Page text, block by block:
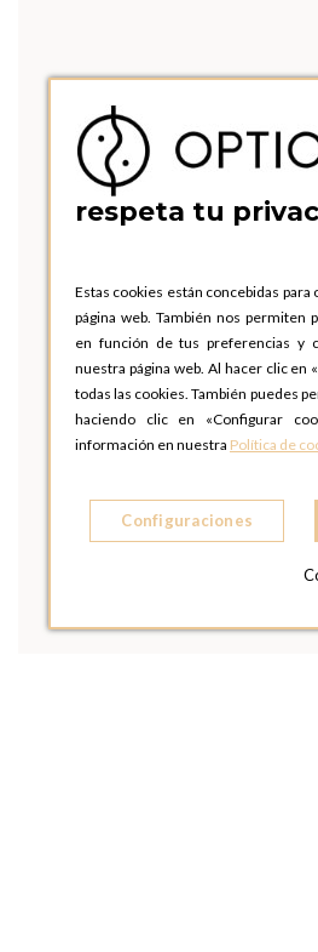
respeta tu
Estas cookies están concebidas
página web. También nos permiten
en función de tus preferencias y
nuestra página web. Al hacer clic en
todas las cookies. También puedes
haciendo clic en «Configurar
información en nuestra Política de
Configuraciones